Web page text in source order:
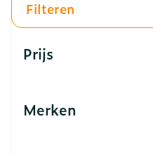
Filteren
Prijs
Merken